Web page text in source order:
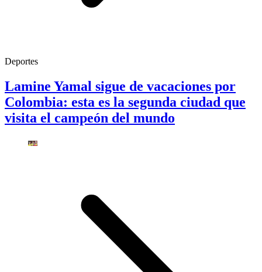
Deportes
Lamine Yamal sigue de vacaciones por
Colombia: esta es la segunda ciudad que
visita el campeón del mundo